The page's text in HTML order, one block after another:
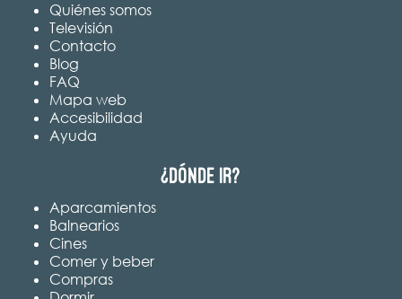
Quiénes somos
Televisión
Contacto
Blog
FAQ
Mapa web
Accesibilidad
Ayuda
¿Dónde ir?
Aparcamientos
Balnearios
Cines
Comer y beber
Compras